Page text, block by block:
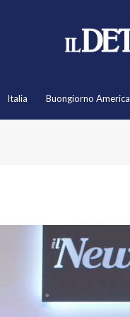
Italia Buongiorno America